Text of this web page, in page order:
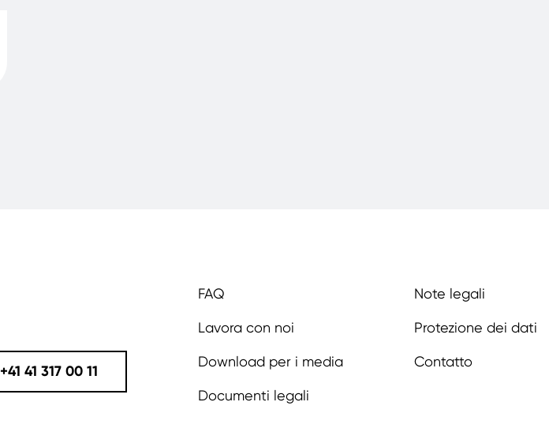
+41 41 317 00 11
FAQ
Lavora con noi
Download per i media
Documenti legali
Note legali
Protezione dei dati
Contatto